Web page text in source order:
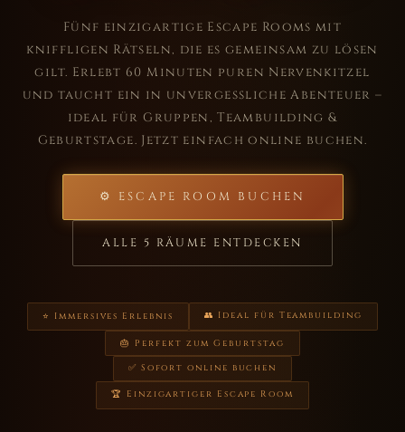
Fünf einzigartige Escape Rooms mit
kniffligen Rätseln, die es gemeinsam zu lösen
gilt. Erlebt 60 Minuten puren Nervenkitzel
und taucht ein in unvergessliche Abenteuer –
ideal für Gruppen, Teambuilding &
Geburtstage. Jetzt einfach online buchen.
⚙ ESCAPE ROOM BUCHEN
ALLE 5 RÄUME ENTDECKEN
⭐ Immersives Erlebnis 👥 Ideal für Teambuilding
🎂 Perfekt zum Geburtstag
✅ Sofort online buchen
🏆 Einzigartiger Escape Room